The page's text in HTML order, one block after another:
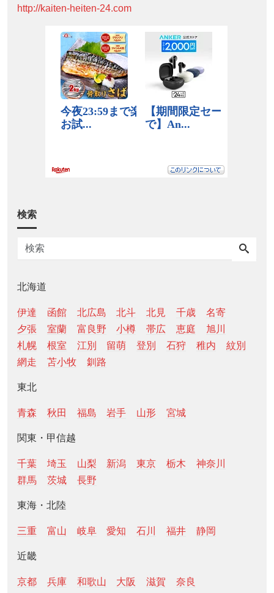
http://kaiten-heiten-24.com
検索
北海道
伊達 函館 北広島 北斗 北見 千歳
名寄
夕張
室蘭 富良野 小樽 帯広 恵庭
旭川
札幌
根室 江別 留萌 登別 石狩 稚内
紋別
網走
苫小牧 釧路
東北
青森 秋田 福島 岩手 山形 宮城
関東・甲信越
千葉 埼玉 山梨 新潟 東京 栃木
神奈川
群馬
茨城 長野
東海・北陸
三重 富山 岐阜 愛知 石川 福井 静岡
近畿
京都 兵庫 和歌山 大阪 滋賀 奈良